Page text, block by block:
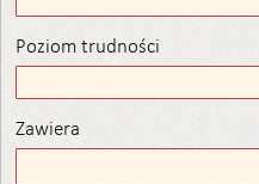
Poziom trudności
trudności
Zawiera